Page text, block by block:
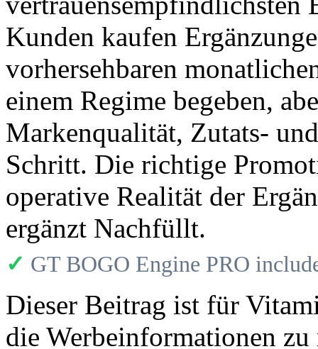
Kunden kaufen
vorhersehbaren
einem Regime begeben,
Markenqualität, Zutats-
Schritt. Die richtige
operative Realität der
ergänzt Nachfüllt.
✓ GT BOGO Engine PRO
Dieser Beitrag ist für
die Werbeinformationen